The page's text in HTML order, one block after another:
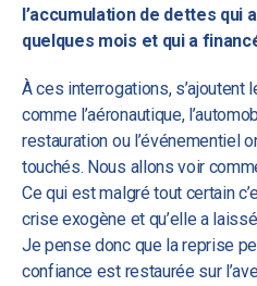
l’accumulation de dettes qui
quelques mois et qui a
À ces interrogations, s’ajoutent
comme l’aéronautique,
restauration ou l’événementiel
touchés. Nous allons voir
Ce qui est malgré tout certain
crise exogène et qu’elle a
Je pense donc que la reprise
confiance est restaurée sur